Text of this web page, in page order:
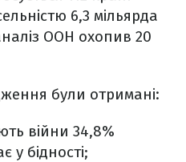
6,3 мільярда
ООН охопив 20
були отримані:
війни 34,8%
у бідності;